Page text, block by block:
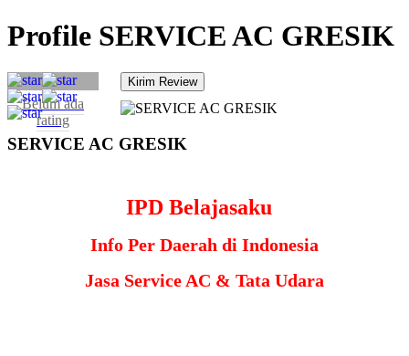
Profile SERVICE AC GRESIK
Belum ada
rating
SERVICE AC GRESIK
IPD Belajasaku
Info Per Daerah di Indonesia
Jasa Service AC & Tata Udara